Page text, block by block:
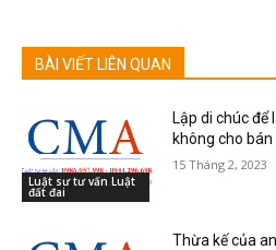
BÀI VIẾT LIÊN QUAN
Luật sư tư vấn Luật
đất đai
Lập di chúc
không cho
15 Tháng 2, 2023
Thừa kế của